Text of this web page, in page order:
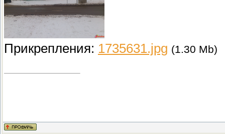
Прикрепления: 1735631.jpg (1.30 Mb)